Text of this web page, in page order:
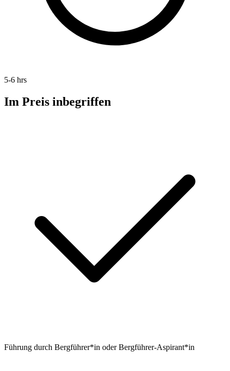
5-6 hrs
Im Preis inbegriffen
Führung durch Bergführer*in oder Bergführer-Aspirant*in